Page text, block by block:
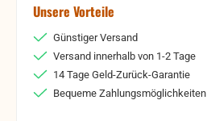
Unsere Vorteile
Günstiger Versand
Versand innerhalb von 1-2 Tage
14 Tage Geld-Zurück-Garantie
Bequeme Zahlungsmöglichkeiten